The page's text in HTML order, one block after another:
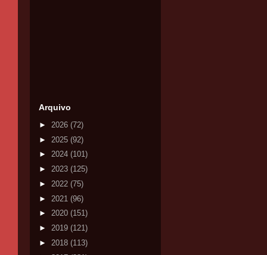
Arquivo
► 2026 (72)
► 2025 (92)
► 2024 (101)
► 2023 (125)
► 2022 (75)
► 2021 (96)
► 2020 (151)
► 2019 (121)
► 2018 (113)